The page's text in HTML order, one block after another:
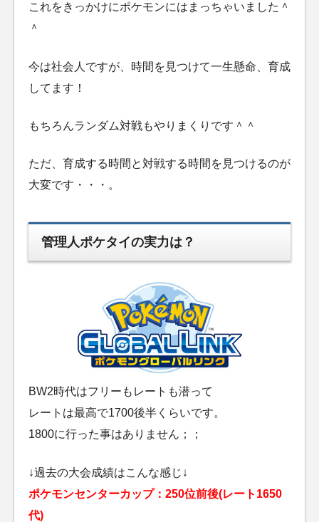
これをきっかけにポケモンにはまっちゃいました＾
＾
今は社会人ですが、時間を見つけて一生懸命、育成
してます！
もちろんランダム対戦もやりまくりです＾＾
ただ、育成する時間と対戦する時間を見つけるのが
大変です・・・。
管理人ポケタイの実力は？
BW2時代はフリーもレートも潜って
レートは最高で1700後半くらいです。
1800に行った事はありません；；
↓過去の大会成績はこんな感じ↓
ポケモンセンターカップ：250位前後(レート1650
代)